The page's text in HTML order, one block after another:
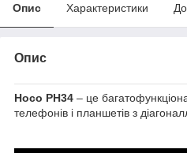
Опис Характеристики
Опис
Hoco PH34 – це
телефонів і планшетів з